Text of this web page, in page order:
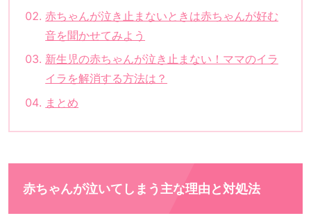
赤ちゃんが泣き止まないときは赤ちゃんが好む
音を聞かせてみよう
新生児の赤ちゃんが泣き止まない！ママのイラ
イラを解消する方法は？
まとめ
赤ちゃんが泣いてしまう主な理由と対処法